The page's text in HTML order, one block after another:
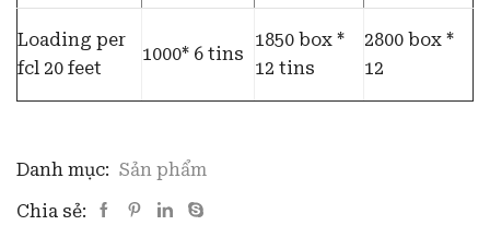
Loading per
fcl 20 feet
1000* 6 tins
1850 box *
12 tins
2800 box *
12
Danh mục: Sản phẩm
Chia sẻ: